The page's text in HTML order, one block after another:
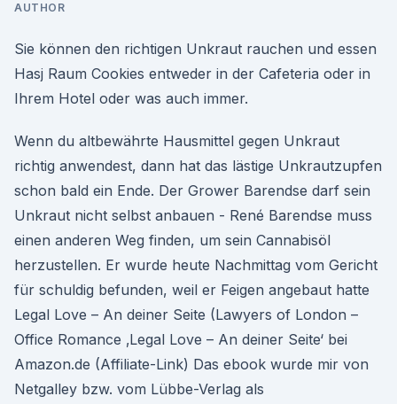
AUTHOR
Sie können den richtigen Unkraut rauchen und essen
Hasj Raum Cookies entweder in der Cafeteria oder in
Ihrem Hotel oder was auch immer.
Wenn du altbewährte Hausmittel gegen Unkraut
richtig anwendest, dann hat das lästige Unkrautzupfen
schon bald ein Ende. Der Grower Barendse darf sein
Unkraut nicht selbst anbauen - René Barendse muss
einen anderen Weg finden, um sein Cannabisöl
herzustellen. Er wurde heute Nachmittag vom Gericht
für schuldig befunden, weil er Feigen angebaut hatte
Legal Love – An deiner Seite (Lawyers of London –
Office Romance ‚Legal Love – An deiner Seite‘ bei
Amazon.de (Affiliate-Link) Das ebook wurde mir von
Netgalley bzw. vom Lübbe-Verlag als